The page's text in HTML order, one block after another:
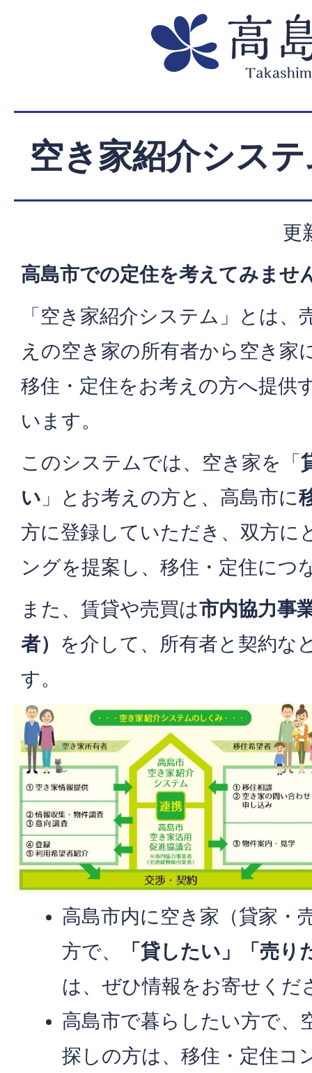
空き家紹介シス
更
高島市での定住を考えてみませ
「空き家紹介システム」とは、
えの空き家の所有者から空き家
移住・定住をお考えの方へ提供
います。
このシステムでは、空き家を「
い 」とお考えの方と、高島市に
方に登録していただき、双方に
ングを提案し、移住・定住につ
また、賃貸や売買は市内協力事
者） を介して、所有者と契約な
す。
高島市内に空き家（貸家・
方で、
「貸したい」「売り
は、ぜひ情報をお寄せくだ
高島市で暮らしたい方で、
探しの方は、移住・定住コ